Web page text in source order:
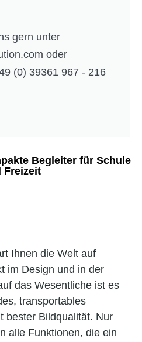
gern unter
oder
(0) 39361 967 - 216
Begleiter für Schule
Freizeit
Ihnen die Welt auf
im Design und in der
das Wesentliche ist es
transportables
bester Bildqualität. Nur
alle Funktionen, die ein